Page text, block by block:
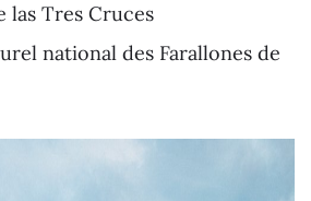
las Tres Cruces
national des Farallones de